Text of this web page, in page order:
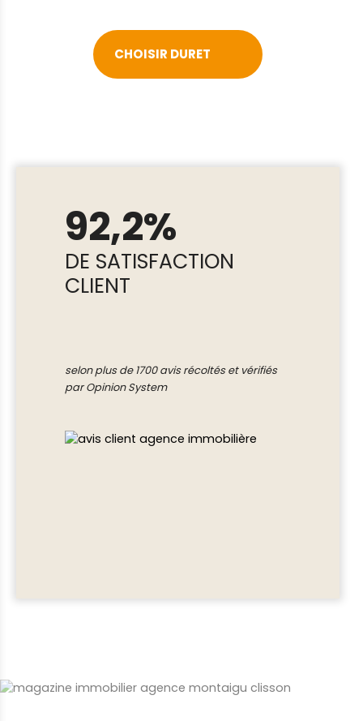
CHOISIR DURET
92,2%
DE SATISFACTION
CLIENT
selon plus de 1700 avis récoltés et vérifiés
par Opinion System